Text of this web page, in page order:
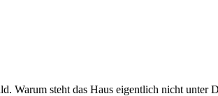
Warum steht das Haus eigentlich nicht unter